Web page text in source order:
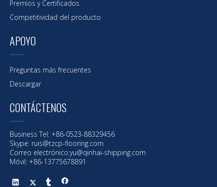
Premios y Certificados
Competitividad del producto
APOYO
Preguntas más frecuentes
Descargar
CONTÁCTENOS
Business Tel: +86-0523-88329456
Skype: ruis@tzcp-flooring.com
Correo electrónico:yu@qinhai-shipping.com
Móvil: +86-13775678891